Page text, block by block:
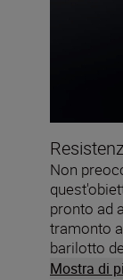
Non
pronto ad
tramonto
barilotto
sigillatura
Mostra di